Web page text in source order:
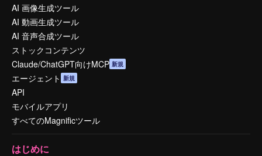
AI 画像生成ツール
AI 動画生成ツール
AI 音声合成ツール
ストックコンテンツ
Claude/ChatGPT向けMCP 新規
エージェント 新規
API
モバイルアプリ
すべてのMagnificツール
はじめに